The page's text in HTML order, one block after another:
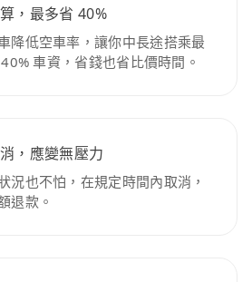
，最多省 40%
降低空車率，讓你中長途搭乘最
車資，省錢也省比價時間。
，應變無壓力
況也不怕，在規定時間內取消，
退款。